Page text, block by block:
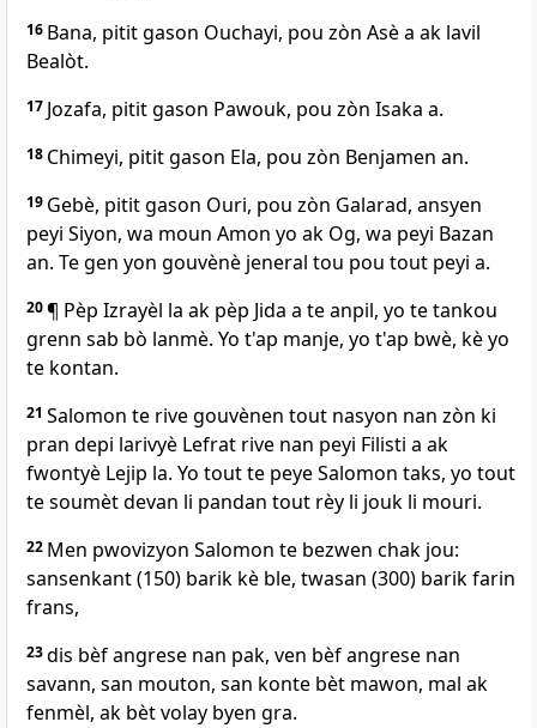
16 Bana, pitit gason Ouchayi, pou zòn Asè a ak lavil
Bealòt.
17 Jozafa, pitit gason Pawouk, pou zòn Isaka a.
18 Chimeyi, pitit gason Ela, pou zòn Benjamen an.
19 Gebè, pitit gason Ouri, pou zòn Galarad, ansyen
peyi Siyon, wa moun Amon yo ak Og, wa peyi Bazan
an. Te gen yon gouvènè jeneral tou pou tout peyi a.
20¶ Pèp Izrayèl la ak pèp Jida a te anpil, yo te tankou
grenn sab bò lanmè. Yo t'ap manje, yo t'ap bwè, kè yo
te kontan.
21 Salomon te rive gouvènen tout nasyon nan zòn ki
pran depi larivyè Lefrat rive nan peyi Filisti a ak
fwontyè Lejip la. Yo tout te peye Salomon taks, yo tout
te soumèt devan li pandan tout rèy li jouk li mouri.
22 Men pwovizyon Salomon te bezwen chak jou:
sansenkant (150) barik kè ble, twasan (300) barik farin
frans,
23dis bèf angrese nan pak, ven bèf angrese nan
savann, san mouton, san konte bèt mawon, mal ak
fenmèl, ak bèt volay byen gra.